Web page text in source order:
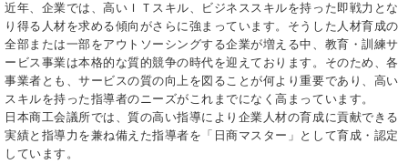
近年、企業では、高いＩＴスキル、ビジネススキルを持った即戦力とな
り得る人材を求める傾向がさらに強まっています。そうした人材育成の
全部または一部をアウトソーシングする企業が増える中、教育・訓練サ
ービス事業は本格的な質的競争の時代を迎えております。そのため、各
事業者とも、サービスの質の向上を図ることが何より重要であり、高い
スキルを持った指導者のニーズがこれまでになく高まっています。
日本商工会議所では、質の高い指導により企業人材の育成に貢献できる
実績と指導力を兼ね備えた指導者を「日商マスター」として育成・認定
しています。